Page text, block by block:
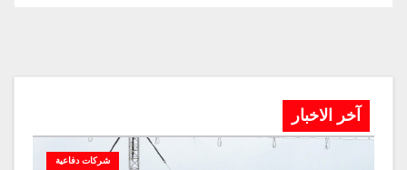
آخر الاخبار
شركات دفاعية